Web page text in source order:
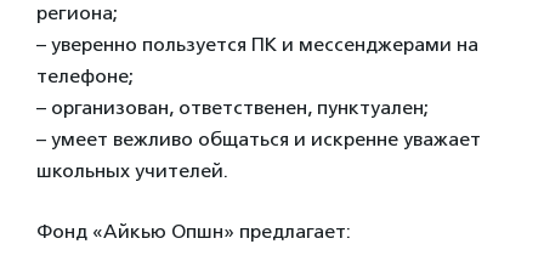
региона;
– уверенно пользуется ПК и мессенджерами на
телефоне;
– организован, ответственен, пунктуален;
– умеет вежливо общаться и искренне уважает
школьных учителей.
Фонд «Айкью Опшн» предлагает: